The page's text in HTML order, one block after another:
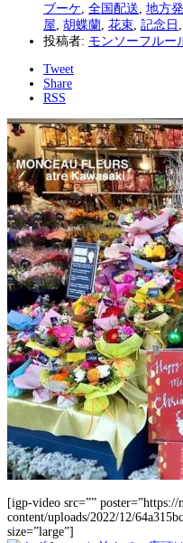
ブーケ 全国配送 地方
屋 胡蝶蘭 花束 記念日
投稿者: モンソーフルー
Tweet
Share
RSS
[igp-video src=””
content/uploads/2022/12/
size=”large”]